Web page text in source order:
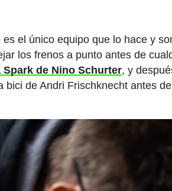
el único equipo que lo hace y
los frenos a punto antes de
Spark de Nino Schurter, y
bici de Andri Frischknecht antes